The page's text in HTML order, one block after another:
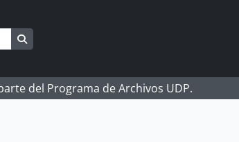
del Programa de Archivos UDP.